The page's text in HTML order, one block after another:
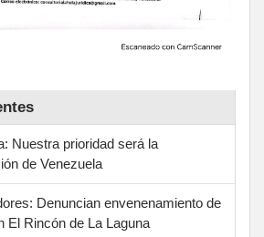
Nuestra prioridad será la
de Venezuela
Denuncian envenenamiento de
El Rincón de La Laguna